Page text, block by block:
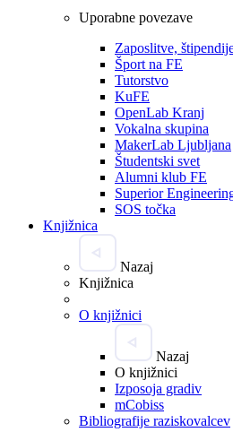
Uporabne povezave
Zaposlitve,
Šport na FE
Tutorstvo
KuFE
OpenLab Kranj
Vokalna skupina
MakerLab Ljubljana
Študentski svet
Alumni klub FE
Superior
SOS točka
Knjižnica
Nazaj
Knjižnica
O knjižnici
Nazaj
O knjižnici
Izposoja gradiv
mCobiss
Bibliografije raziskovalcev